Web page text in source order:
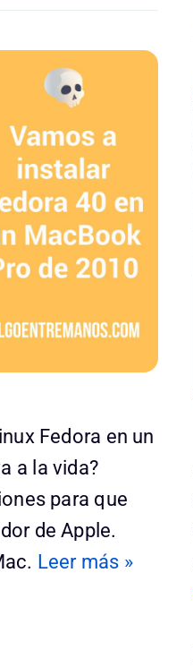
Fedora en un
a la vida?
para que
de Apple.
Leer más »